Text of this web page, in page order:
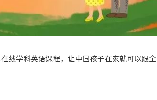
线学科英语课程，让中国孩子在家就可以跟全